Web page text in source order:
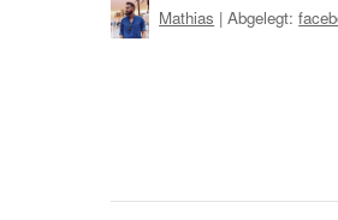
Mathias | Abgelegt: